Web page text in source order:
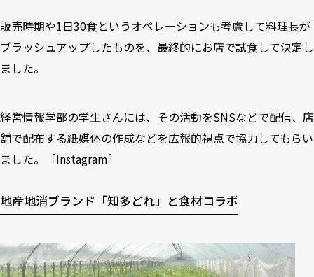
販売時期や1日30食というオペレーションも考慮して料理長が
ブラッシュアップしたものを、最終的にお店で試食して決定し
ました。
経営情報学部の学生さんには、その活動をSNSなどで配信、店
舗で配布する紙媒体の作成などを広報的視点で協力してもらい
ました。［Instagram］
地産地消ブランド「知多どれ」と食材コラボ